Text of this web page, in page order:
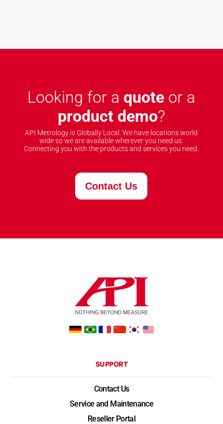
Looking for a quote or a
product demo?
API Metrology is Globally Local. We have locations world
wide so we are available wherever you need us.
Connecting you with the products and services you need.
Contact Us
SUPPORT
Contact Us
Service and Maintenance
Reseller Portal